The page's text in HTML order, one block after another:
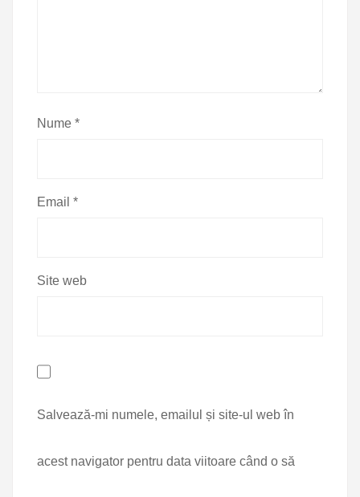
Nume *
Email *
Site web
Salvează-mi numele, emailul și site-ul web în
acest navigator pentru data viitoare când o să